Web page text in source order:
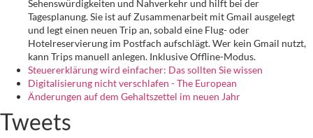
Sehenswürdigkeiten und Nahverkehr und hilft bei der
Tagesplanung. Sie ist auf Zusammenarbeit mit Gmail ausgelegt
und legt einen neuen Trip an, sobald eine Flug- oder
Hotelreservierung im Postfach aufschlägt. Wer kein Gmail nutzt,
kann Trips manuell anlegen. Inklusive Offline-Modus.
Steuererklärung wird einfacher: Das sollten Sie wissen
Digitalisierung nicht verschlafen - The European
Änderungen auf dem Gehaltszettel im neuen Jahr
Tweets